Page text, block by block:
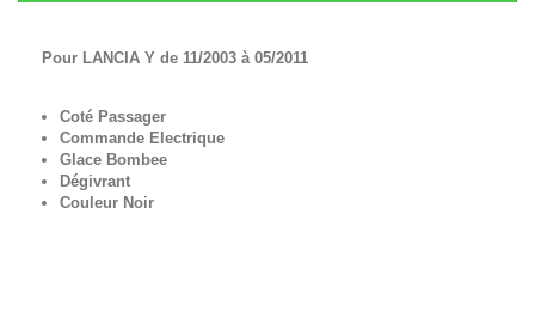
Pour LANCIA Y de 11/2003 à 05/2011
Coté Passager
Commande Electrique
Glace Bombee
Dégivrant
Couleur Noir